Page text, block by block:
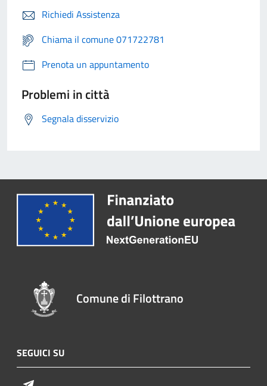
Richiedi Assistenza
Chiama il comune 071722781
Prenota un appuntamento
Problemi in città
Segnala disservizio
Comune di Filottrano
SEGUICI SU